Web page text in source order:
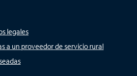
legales
a un proveedor de servicio rural